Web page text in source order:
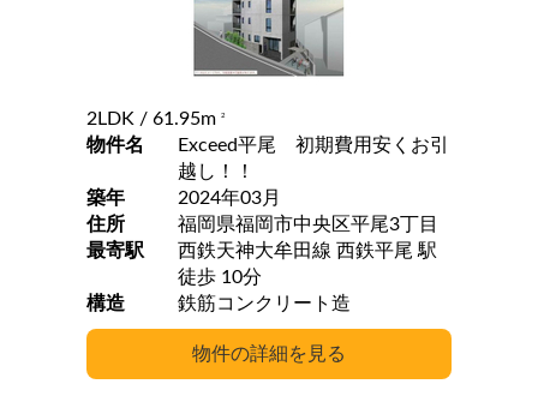
2LDK / 61.95m 2
物件名
Exceed平尾 初期費用安くお引
越し！！
築年
2024年03月
住所
福岡県福岡市中央区平尾3丁目
最寄駅
西鉄天神大牟田線 西鉄平尾 駅
徒歩 10分
構造
鉄筋コンクリート造